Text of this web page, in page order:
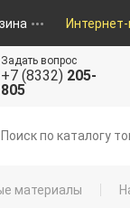
Задать вопрос
+7 (8332) 205-
805
материалы